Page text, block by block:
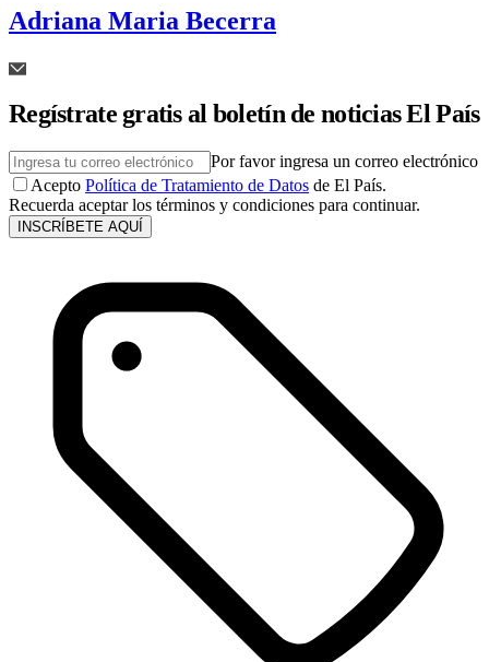
Adriana Maria Becerra
Regístrate gratis al boletín de noticias El País
Por favor ingresa un correo electrónico
Acepto Política de Tratamiento de Datos de El País.
Recuerda aceptar los términos y condiciones para continuar.
INSCRÍBETE AQUÍ